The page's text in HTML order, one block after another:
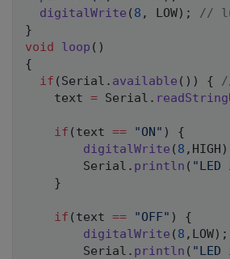
digitalWrite ( 8 , LOW) ;
//
}
void
loop ( )
{
if ( Serial . available ( ) ) {
    text
= Serial .
if ( text == "ON" )
{
digitalWrite ( 8 , HIGH )
        Serial
. println (
}
if ( text == "OFF" )
{
digitalWrite ( 8 , LOW) ;
        Serial
. println (